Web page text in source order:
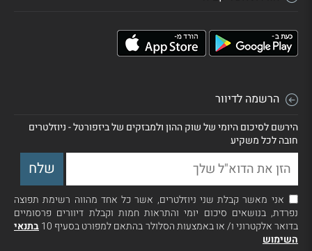
הרשמה לדיוור
הירשם לסיכום היומי של שוק ההון ולמבזקים של ביזפורטל - ניוזלטרים
חובה לכל משקיע
אני מאשר קבלת שני ניוזלטרים, אשר כל אחד מהווה רשימת תפוצה
נפרדת, בנושאים סיכום יומי והתראות חמות וקבלת דיוורים פרסומיים
בדואר אלקטרוני ו/ או באמצעות הסלולר בהתאם למפורט בסעיף 10
בתנאי
השימוש